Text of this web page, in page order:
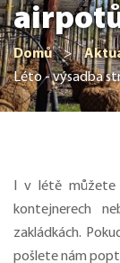
Domů >
Léto - výsadba
I v létě
kontejnerech
zakládkách.
pošlete nám